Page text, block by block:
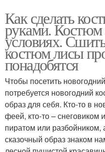
Как сделать
руками.
условиях.
костюм лисы
понадобятся
Чтобы посетить
потребуется новогодний
образ для себя. Кто-то в
феей, кто-то – снеговиком
пиратом или разбойником,
сказочный образ знаком